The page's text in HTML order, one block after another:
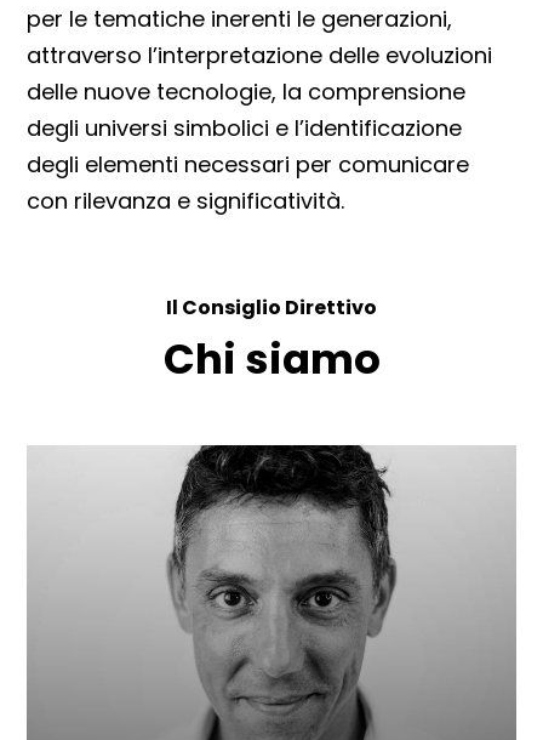
per le tematiche inerenti le generazioni,
attraverso l’interpretazione delle evoluzioni
delle nuove tecnologie, la comprensione
degli universi simbolici e l’identificazione
degli elementi necessari per comunicare
con rilevanza e significatività.
Il Consiglio Direttivo
Chi siamo